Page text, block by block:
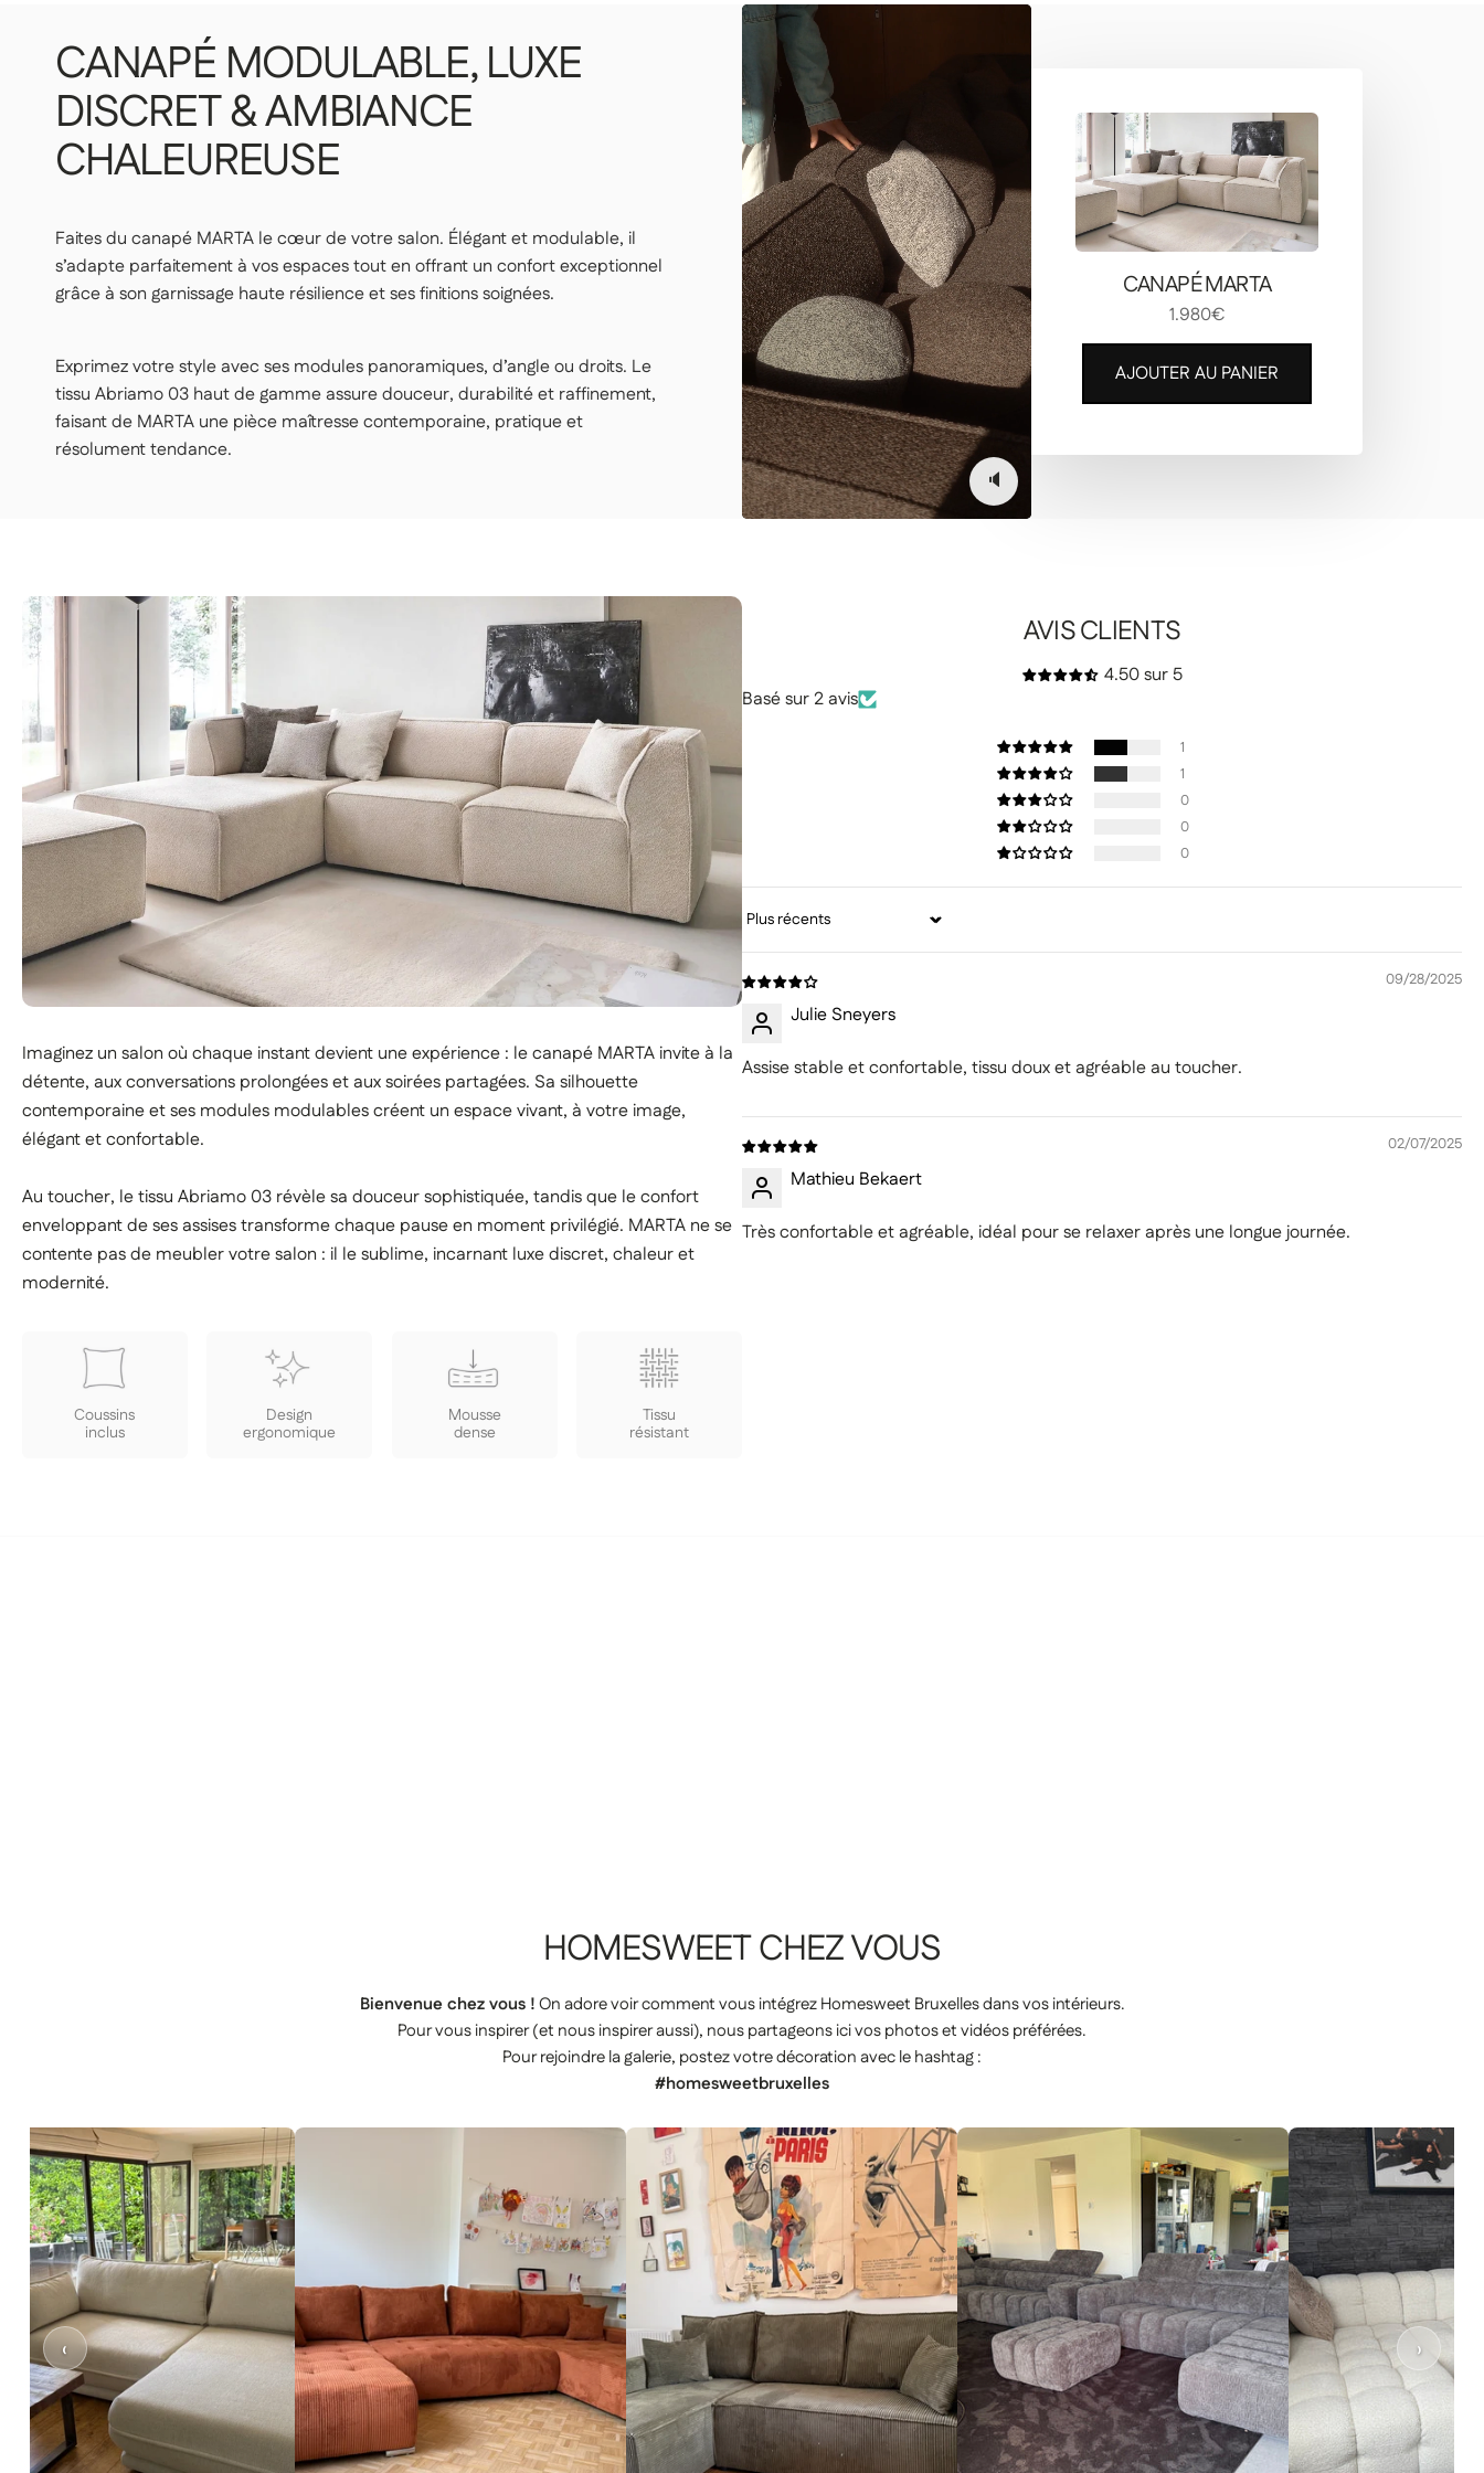
Nos livreurs déposent l'article dans la pièce de votre choix, au rez-de-chaussée ou à l’étage.
👉 Pratique si vous ne souhaitez pas porter ou manœuvrer les colis vous-même.
LIVRAISON PREMIUM — 179€
Nos livreurs livrent dans la pièce de votre choix, déballent et installent votre article.
👉 Parfait si vous voulez une expérience clé en main, sans rien avoir à faire.
Important | Si vous habitez en étage et que vous ne disposez pas d'un ascenseur conforme aux dimensions des colis, un monte-
charges peut-être sollicité durant la livraison (frais supplémentaires), précisez à notre service client de la difficulté d'accès au
moins 48h avant la livraison de votre produit.Voir les conditions de livraison en logement
CANAPÉ MODULABLE,LUXE
DISCRET&AMBIANCE
CHALEUREUSE
Faites du canapé MARTA le cœur de votre salon. Élégant et modulable, il
s’adapte parfaitement à vos espaces tout en offrant un confort exceptionnel
grâce à son garnissage haute résilience et ses finitions soignées.
Exprimez votre style avec ses modules panoramiques, d’angle ou droits. Le
tissu Abriamo 03 haut de gamme assure douceur, durabilité et raffinement,
faisant de MARTA une pièce maîtresse contemporaine, pratique et
résolument tendance.
🔈
CANAPÉ MARTA
1.980€
AJOUTER AU PANIER
Imaginez un salon où chaque instant devient une expérience : le canapé MARTA invite à la
détente, aux conversations prolongées et aux soirées partagées. Sa silhouette
contemporaine et ses modules modulables créent un espace vivant, à votre image,
élégant et confortable.
Au toucher, le tissu Abriamo 03 révèle sa douceur sophistiquée, tandis que le confort
enveloppant de ses assises transforme chaque pause en moment privilégié. MARTA ne se
contente pas de meubler votre salon : il le sublime, incarnant luxe discret, chaleur et
modernité.
Coussins
inclus
Design
ergonomique
Mousse
dense
Tissu
résistant
AVIS CLIENTS
4.50 sur 5
Basé sur 2 avis
1
1
0
0
0
Sort by
09/28/2025
Julie Sneyers
Assise stable et confortable, tissu doux et agréable au toucher.
02/07/2025
Mathieu Bekaert
Très confortable et agréable, idéal pour se relaxer après une longue journée.
HOMESWEETCHEZVOUS
Bienvenue chez vous !On adore voir comment vous intégrez Homesweet Bruxelles dans vos intérieurs.
Pour vous inspirer (et nous inspirer aussi), nous partageons ici vos photos et vidéos préférées.
Pour rejoindre la galerie, postez votre décoration avec le hashtag :
#homesweetbruxelles
‹ ›